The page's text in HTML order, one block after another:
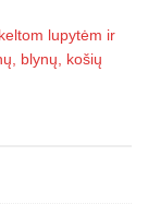
lupytėm ir
blynų, košių